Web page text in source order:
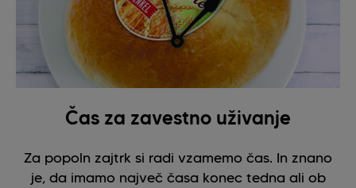
Čas za zavestno uživanje
Za popoln zajtrk si radi vzamemo čas. In znano
je, da imamo največ časa konec tedna ali ob